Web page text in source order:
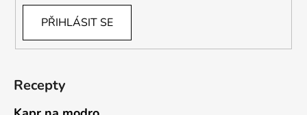
PŘIHLÁSIT SE
Recepty